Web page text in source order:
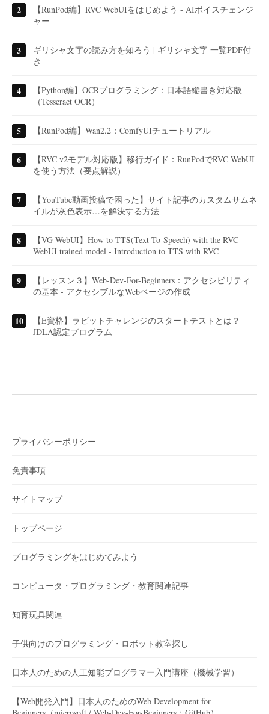
【RunPod編】RVC WebUIをはじめよう - AIボイスチェンジ
ャー
ギリシャ文字の読み方を知ろう | ギリシャ文字 一覧PDF付
き
【Python編】OCRプログラミング：日本語縦書き対応版
（Tesseract OCR）
【RunPod編】Wan2.2：ComfyUIチュートリアル
【RVC v2モデル対応版】移行ガイド：RunPodでRVC WebUI
を使う方法（要点解説）
【YouTube動画投稿で困った】サイト記事のカスタムサムネ
イルが灰色表示…を解決する方法
【VG WebUI】How to TTS(Text-To-Speech) with the RVC
WebUI trained model - Introduction to TTS with RVC
【レッスン３】Web-Dev-For-Beginners：アクセシビリティ
の基本 - アクセシブルなWebページの作成
【E資格】ラビットチャレンジのスタートテストとは？
JDLA認定プログラム
プライバシーポリシー
免責事項
サイトマップ
トップページ
プログラミングをはじめてみよう
コンピュータ・プログラミング・教育関連記事
知育玩具関連
子供向けのプログラミング・ロボット教室探し
日本人のための人工知能プログラマー入門講座（機械学習）
【Web開発入門】日本人のためのWeb Development for